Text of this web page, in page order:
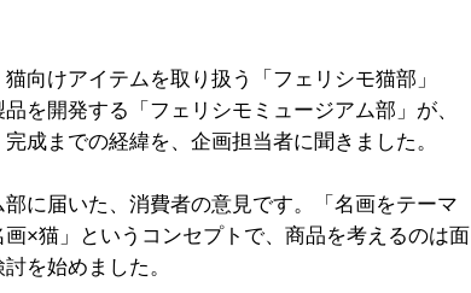
向けアイテムを取り扱う「フェリシモ猫部」
を開発する「フェリシモミュージアム部」が、
成までの経緯を、企画担当者に聞きました。
に届いた、消費者の意見です。「名画をテーマ
×猫」というコンセプトで、商品を考えるのは面
を始めました。